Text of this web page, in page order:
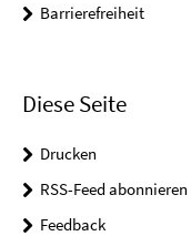
Barrierefreiheit
Diese Seite
Drucken
RSS-Feed abonnieren
Feedback